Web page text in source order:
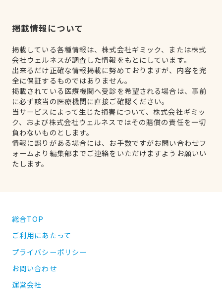
掲載情報について
掲載している各種情報は、株式会社ギミック、または株式
会社ウェルネスが調査した情報をもとにしています。
出来るだけ正確な情報掲載に努めておりますが、内容を完
全に保証するものではありません。
掲載されている医療機関へ受診を希望される場合は、事前
に必ず該当の医療機関に直接ご確認ください。
当サービスによって生じた損害について、株式会社ギミッ
ク、および株式会社ウェルネスではその賠償の責任を一切
負わないものとします。
情報に誤りがある場合には、お手数ですがお問い合わせフ
ォームより編集部までご連絡をいただけますようお願いい
たします。
総合TOP
ご利用にあたって
プライバシーポリシー
お問い合わせ
運営会社